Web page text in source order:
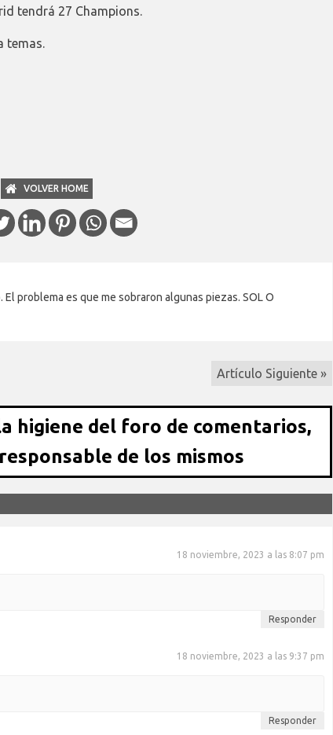
tendrá 27 Champions.
temas.
VOLVER HOME
El problema es que me sobraron algunas piezas. SOL O
Artículo Siguiente »
higiene del foro de comentarios,
de los mismos
18 noviembre, 2023 a las 8:07 pm
Responder
18 noviembre, 2023 a las 9:37 pm
Responder